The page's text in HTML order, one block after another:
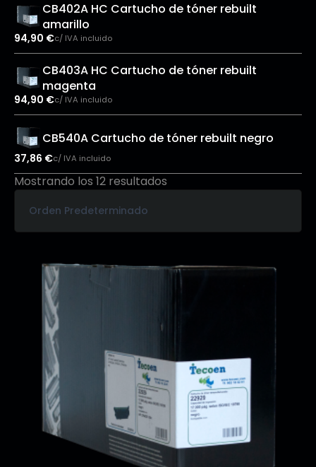
CB402A HC Cartucho de tóner rebuilt
amarillo
94,90 €c/ IVA incluido
CB403A HC Cartucho de tóner rebuilt
magenta
94,90 €c/ IVA incluido
CB540A Cartucho de tóner rebuilt negro
37,86 €c/ IVA incluido
Mostrando los 12 resultados